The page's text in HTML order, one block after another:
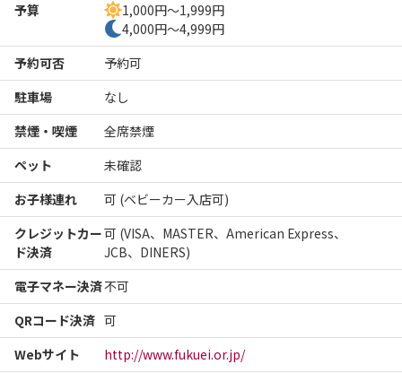
予算
1,000円～1,999円
4,000円～4,999円
予約可否
予約可
駐車場
なし
禁煙・喫煙
全席禁煙
ペット
未確認
お子様連れ
可 (ベビーカー入店可)
クレジットカー
ド決済
可 (VISA、MASTER、American Express、
JCB、DINERS)
電子マネー決済不可
QRコード決済 可
Webサイト
http://www.fukuei.or.jp/